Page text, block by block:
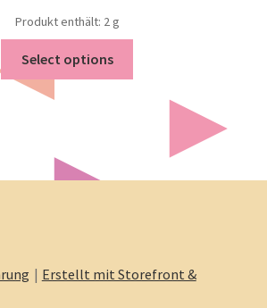
Produkt enthält: 2g
Select options
Erstellt mit Storefront &